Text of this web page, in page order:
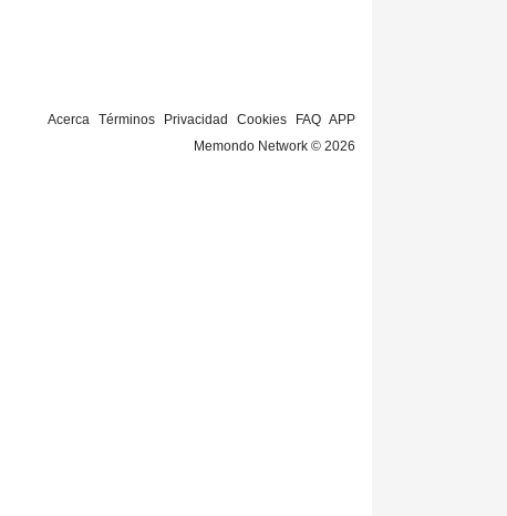
Acerca Términos Privacidad Cookies FAQ APP
Memondo Network © 2026